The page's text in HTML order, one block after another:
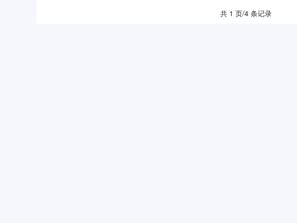
共 1 页/4 条记录